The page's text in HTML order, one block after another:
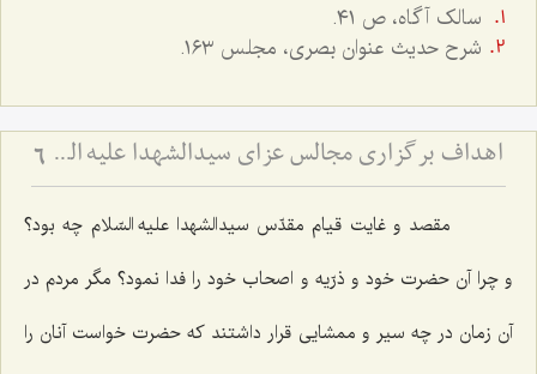
سالک آگاه، ص ٤١.
شرح حدیث عنوان بصری، مجلس ١٦٣.
اهداف برگزاری مجالس عزای سیدالشهدا علیه السّلام 6
مقصد و غایت قیام مقدّس سیدالشهدا علیه السّلام چه بود؟
و چرا آن حضرت خود و ذرّیه و اصحاب خود را فدا نمود؟ مگر مردم در
آن زمان در چه سیر و ممشایی قرار داشتند که حضرت خواست آنان را